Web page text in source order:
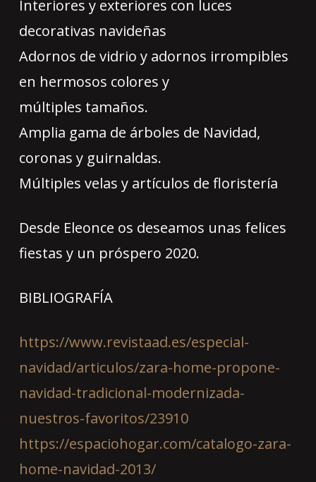
Interiores y exteriores con luces
decorativas navideñas
Adornos de vidrio y adornos irrompibles
en hermosos colores y
múltiples tamaños.
Amplia gama de árboles de Navidad,
coronas y guirnaldas.
Múltiples velas y artículos de floristería
Desde Eleonce os deseamos unas felices
fiestas y un próspero 2020.
BIBLIOGRAFÍA
https://www.revistaad.es/especial-
navidad/articulos/zara-home-propone-
navidad-tradicional-modernizada-
nuestros-favoritos/23910
https://espaciohogar.com/catalogo-zara-
home-navidad-2013/